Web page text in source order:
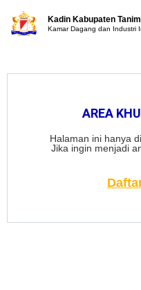
Kadin Kabupaten
Kamar Dagang dan Industri
AREA
Halaman ini hanya
Jika ingin menjadi